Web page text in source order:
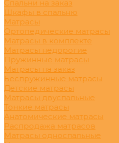
Спальни на заказ
Шкафы в спальню
Матрасы
Ортопедические матрасы
Матрасы в комплекте
Матрасы недорогие
Пружинные матрасы
Матрасы на заказ
Беспружинные матрасы
Детские матрасы
Матрасы двуспальные
Тонкие матрасы
Анатомические матрасы
Распродажа матрасов
Матрасы односпальные